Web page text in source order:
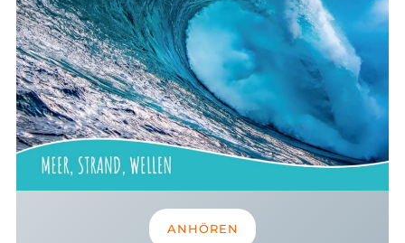
ANHÖREN